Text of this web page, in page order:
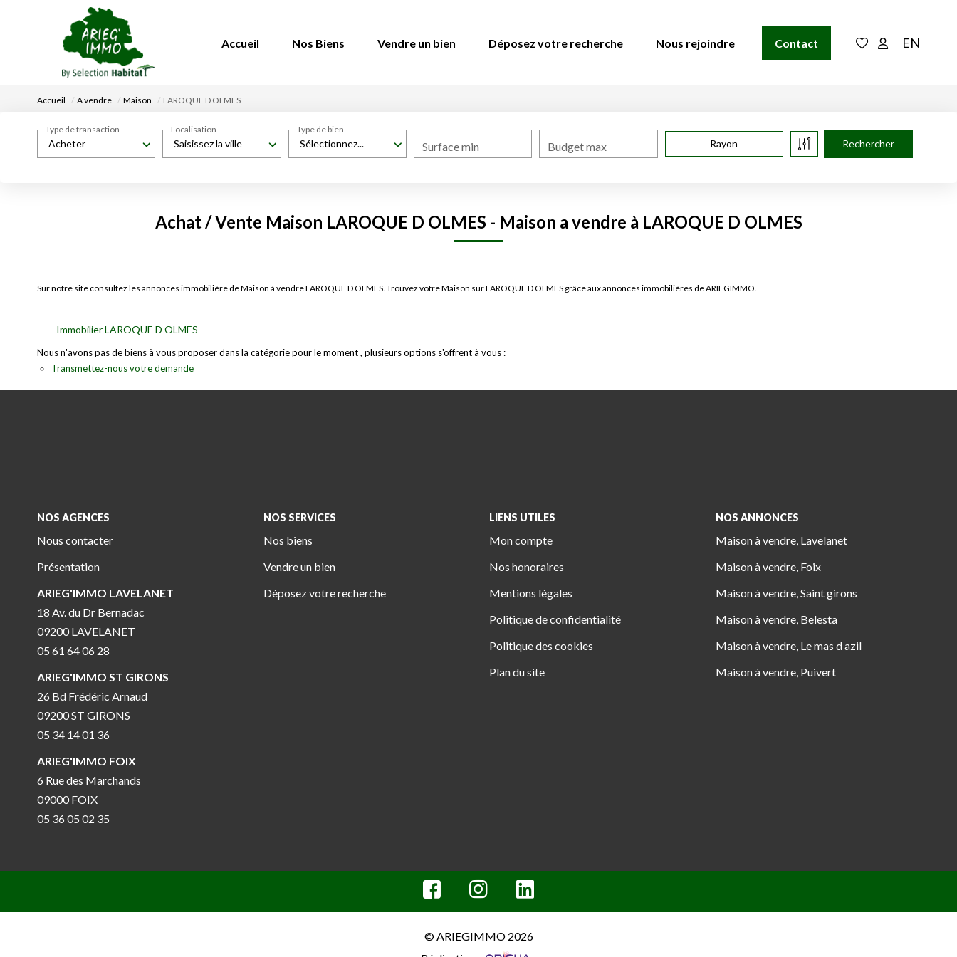
Accueil Nos Biens Vendre un bien Déposez votre recherche Nous rejoindre Contact EN
Accueil A vendre Maison LAROQUE D OLMES
Acheter
Type de transaction
Saisissez la ville
Localisation
Sélectionnez...
Type de bien
Surface min Budget max Rayon
Achat / Vente Maison LAROQUE D OLMES - Maison a vendre à LAROQUE D OLMES
Sur notre site consultez les annonces immobilière de Maison à vendre LAROQUE D OLMES. Trouvez votre Maison sur LAROQUE D OLMES grâce aux annonces immobilières de ARIEGIMMO.
Immobilier LAROQUE D OLMES
Nous n'avons pas de biens à vous proposer dans la catégorie pour le moment , plusieurs options s'offrent à vous :
Transmettez-nous votre demande
NOS AGENCES
Nous contacter
Présentation
ARIEG'IMMO LAVELANET
18 Av. du Dr Bernadac
09200 LAVELANET
05 61 64 06 28
ARIEG'IMMO ST GIRONS
26 Bd Frédéric Arnaud
09200 ST GIRONS
05 34 14 01 36
ARIEG'IMMO FOIX
6 Rue des Marchands
09000 FOIX
05 36 05 02 35
NOS SERVICES
Nos biens
Vendre un bien
Déposez votre recherche
LIENS UTILES
Mon compte
Nos honoraires
Mentions légales
Politique de confidentialité
Politique des cookies
Plan du site
NOS ANNONCES
Maison à vendre, Lavelanet
Maison à vendre, Foix
Maison à vendre, Saint girons
Maison à vendre, Belesta
Maison à vendre, Le mas d azil
Maison à vendre, Puivert
© ARIEGIMMO 2026